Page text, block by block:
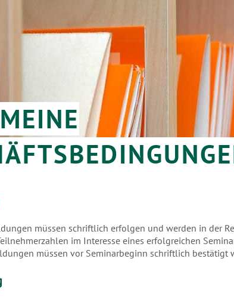
müssen schriftlich erfolgen und werden in der
im Interesse eines erfolgreichen
müssen vor Seminarbeginn schriftlich bestätigt